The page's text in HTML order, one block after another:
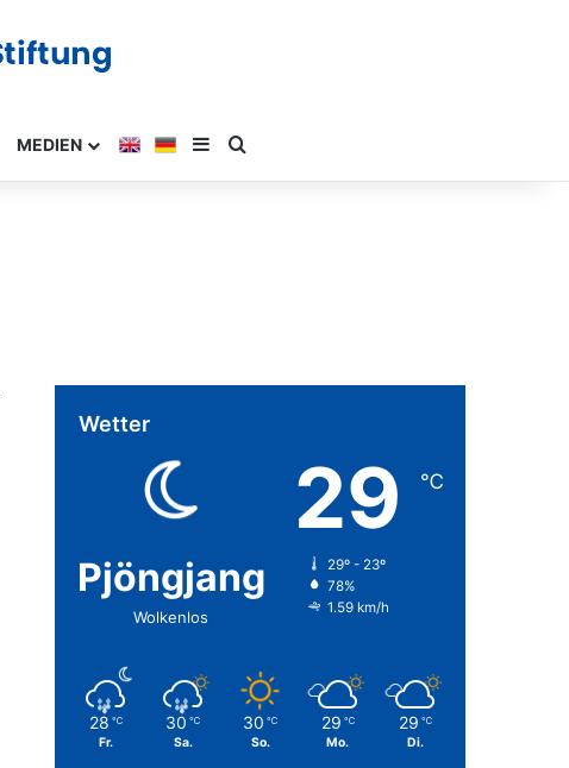
MEDIEN
Wetter
Pjöngjang
Wolkenlos
29 ℃
29º - 23º
78%
1.59 km/h
28 ℃
Fr.
30 ℃
Sa.
30 ℃
So.
29 ℃
Mo.
29 ℃
Di.